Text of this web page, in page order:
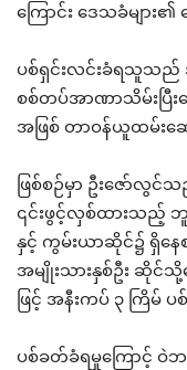
ကြောင်း ဒေသခံများ
ပစ်ရှင်းလင်းခံရသူသည်
စစ်တပ်အာဏာသိမ်းပြီ
အဖြစ် တာဝန်ယူထမ်းဆ
ဖြစ်စဉ်မှာ ဦးဇော်လွ
၎င်းဖွင့်လှစ်ထားသည့်
နှင့် ကွမ်းယာဆိုင်၌ ရှိန
အမျိုးသားနှစ်ဦး ဆိုင်သို့
ဖြင့် အနီးကပ် ၃ ကြိမ်
ပစ်ခတ်ခံရမှုကြောင့်